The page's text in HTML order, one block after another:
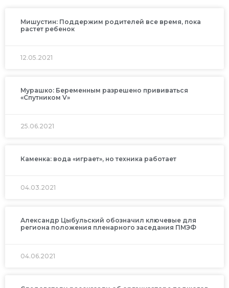
Мишустин: Поддержим родителей все время, пока
растет ребенок
12.05.2021
Мурашко: Беременным разрешено прививаться
«Спутником V»
25.06.2021
Каменка: вода «играет», но техника работает
04.03.2021
Александр Цыбульский обозначил ключевые для
региона положения пленарного заседания ПМЭФ
04.06.2021